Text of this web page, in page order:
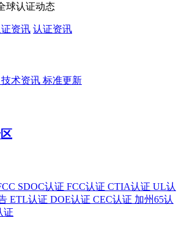
球认证动态
资讯 认证资讯
技术资讯 标准更新
SDOC认证 FCC认证 CTIA认证 UL认
ETL认证 DOE认证 CEC认证 加州65认
证